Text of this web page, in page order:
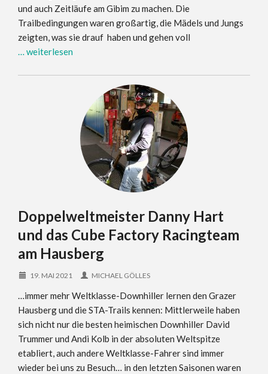
und auch Zeitläufe am Gibim zu machen. Die
Trailbedingungen waren großartig, die Mädels und Jungs
zeigten, was sie drauf haben und gehen voll
… weiterlesen
Doppelweltmeister Danny Hart
und das Cube Factory Racingteam
am Hausberg
19. MAI 2021 MICHAEL GÖLLES
…immer mehr Weltklasse-Downhiller lernen den Grazer
Hausberg und die STA-Trails kennen: Mittlerweile haben
sich nicht nur die besten heimischen Downhiller David
Trummer und Andi Kolb in der absoluten Weltspitze
etabliert, auch andere Weltklasse-Fahrer sind immer
wieder bei uns zu Besuch… in den letzten Saisonen waren